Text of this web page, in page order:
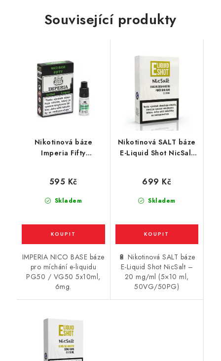
Související produkty
Nikotinová báze
Imperia Fifty
Skladem
595 Kč
IMPERIA NICO BASE báze
pro míchání e-liquidu
PG50 / VG50 5x10ml,
6mg.
Nikotinová SALT báze
E-Liquid Shot NicSalt
Skladem
699 Kč
🔋 Nikotinová SALT báze
E-Liquid Shot NicSalt –
20 mg/ml (5×10 ml,
50VG/50PG)